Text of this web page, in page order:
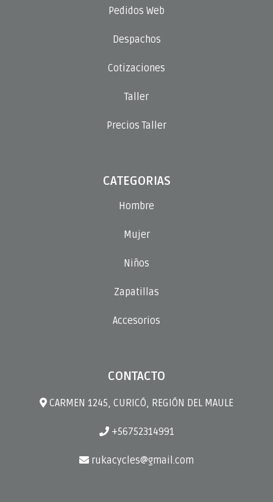
Pedidos Web
Despachos
Cotizaciones
Taller
Precios Taller
CATEGORIAS
Hombre
Mujer
Niños
Zapatillas
Accesorios
CONTACTO
CARMEN 1245, CURICÓ, REGIÓN DEL MAULE
+56752314991
rukacycles@gmail.com